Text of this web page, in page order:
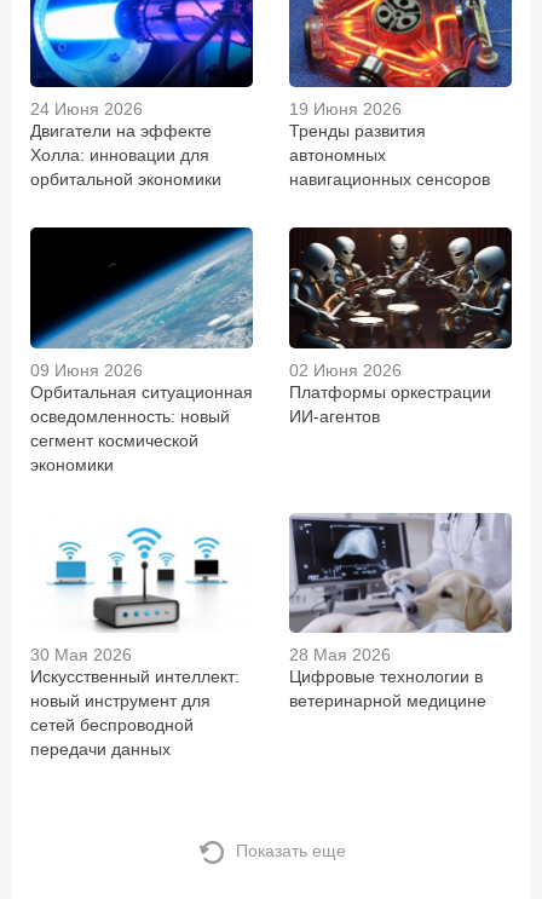
24 Июня 2026
Двигатели на эффекте
Холла: инновации для
орбитальной экономики
19 Июня 2026
Тренды развития
автономных
навигационных сенсоров
09 Июня 2026
Орбитальная ситуационная
осведомленность: новый
сегмент космической
экономики
02 Июня 2026
Платформы оркестрации
ИИ-агентов
30 Мая 2026
Искусственный интеллект:
новый инструмент для
сетей беспроводной
передачи данных
28 Мая 2026
Цифровые технологии в
ветеринарной медицине
Показать еще